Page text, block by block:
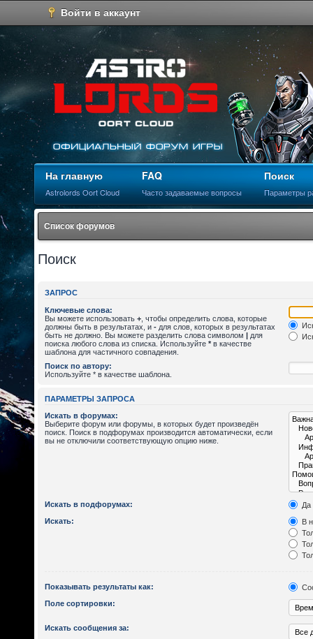
Войти в аккаунт
На главную
Astrolords Oort Cloud
FAQ
Часто задаваемые вопросы
Поиск
Параметры
Список форумов
Поиск
ЗАПРОС
Ключевые слова:
Вы можете использовать + , чтобы определить слова, которые
должны быть в результатах, и - для слов, которых в результатах
быть не должно. Вы можете разделить слова символом | для
поиска любого слова из списка. Используйте * в качестве
шаблона для частичного совпадения.
Поиск по автору:
Используйте * в качестве шаблона.
ПАРАМЕТРЫ ЗАПРОСА
Искать в форумах:
Выберите форум или форумы, в которых будет произведён
поиск. Поиск в подфорумах производится автоматически, если
вы не отключили соответствующую опцию ниже.
Искать в подфорумах:
Да
Искать:
В
Показывать результаты как:
Поле сортировки:
Искать сообщения за: